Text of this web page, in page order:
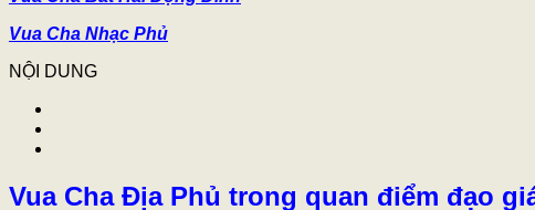
Vua Cha Nhạc Phủ
NỘI DUNG
Vua Cha Địa Phủ trong quan điểm đạo